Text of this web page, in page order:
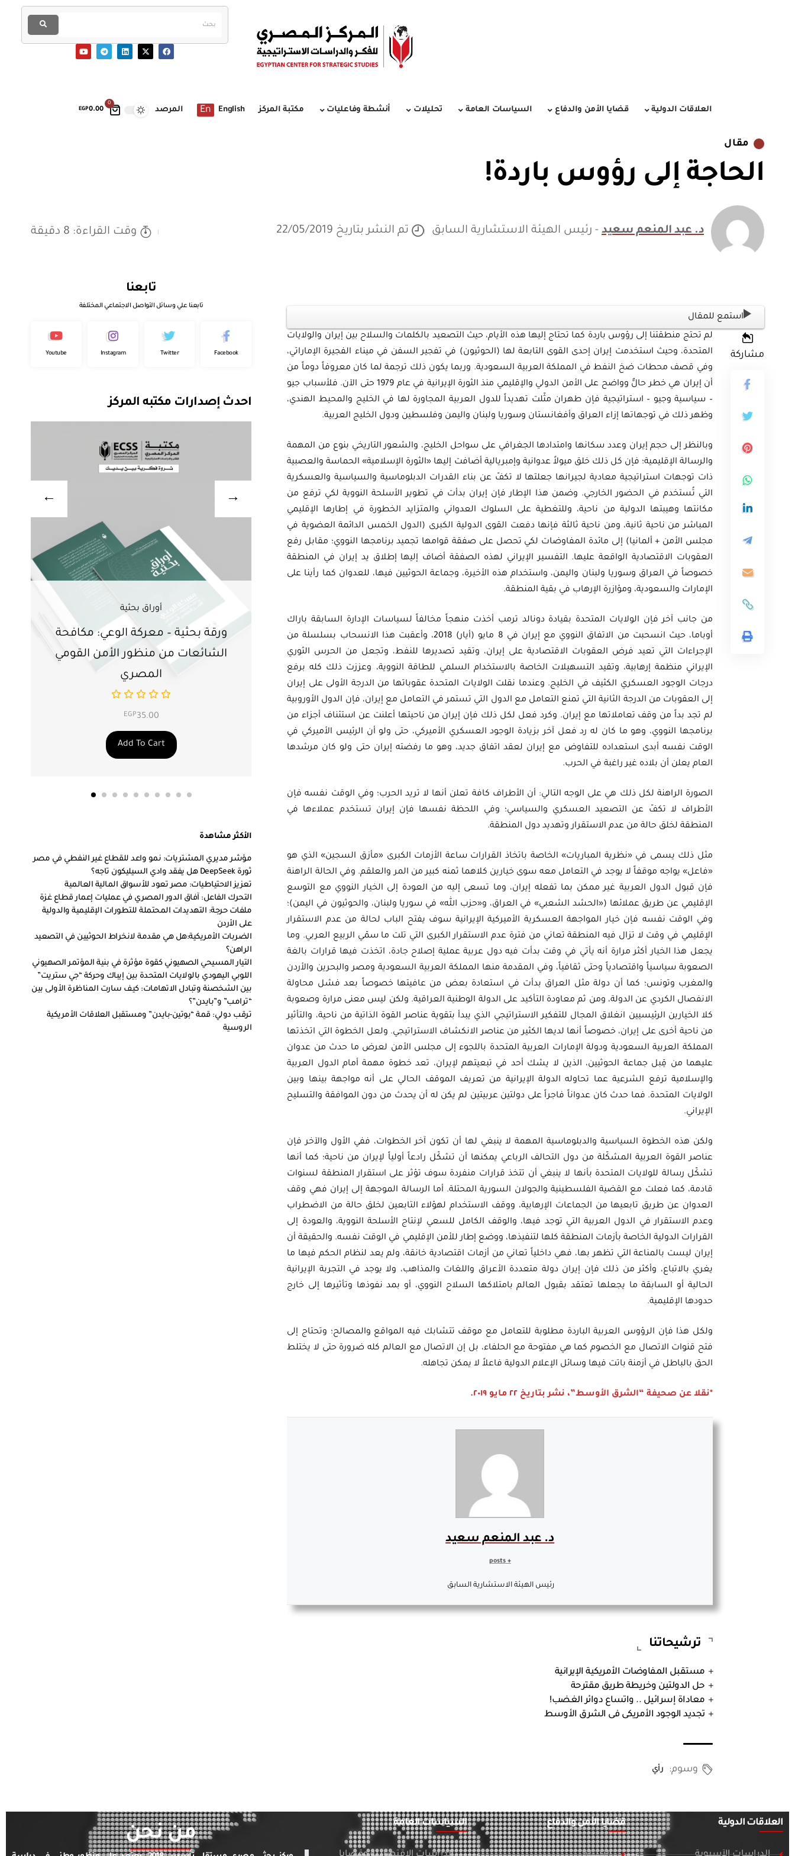
0
EGP0.00 العلاقات الدولية قضايا الأمن والدفاع السياسات العامة تحليلات أنشطة وفاعليات مكتبة المركز English
En المرصد
مقال
الحاجة إلى رؤوس باردة!
د. عبد المنعم سعيد - رئيس الهيئة الاستشارية السابق تم النشر بتاريخ 22/05/2019 وقت القراءة: 8 دقيقة
استمع للمقال
مشاركة
لم تحتج منطقتنا إلى رؤوس باردة كما تحتاج إليها هذه الأيام، حيث التصعيد بالكلمات والسلاح بين إيران والولايات
المتحدة، وحيث استخدمت إيران إحدى القوى التابعة لها (الحوثيون) في تفجير السفن في ميناء الفجيرة الإماراتي،
وفي قصف محطات ضخ النفط في المملكة العربية السعودية. وربما يكون ذلك ترجمة لما كان معروفاً دوماً من
أن إيران هي خطر حالٌّ وواضح على الأمن الدولي والإقليمي منذ الثورة الإيرانية في عام 1979 حتى الآن. فلأسباب جيو
– سياسية وجيو – استراتيجية فإن طهران مثّلت تهديداً للدول العربية المجاورة لها في الخليج والمحيط الهندي،
وظهر ذلك في توجهاتها إزاء العراق وأفغانستان وسوريا ولبنان واليمن وفلسطين ودول الخليج العربية.
وبالنظر إلى حجم إيران وعدد سكانها وامتدادها الجغرافي على سواحل الخليج، والشعور التاريخي بنوع من المهمة
والرسالة الإقليمية؛ فإن كل ذلك خلق ميولاً عدوانية وإمبريالية أضافت إليها «الثورة الإسلامية» الحماسة والعصبية
ذات توجهات استراتيجية معادية لجيرانها جعلتها لا تكفّ عن بناء القدرات الدبلوماسية والسياسية والعسكرية
التي تُستخدم في الحضور الخارجي. وضمن هذا الإطار فإن إيران بدأت في تطوير الأسلحة النووية لكي ترفع من
مكانتها وهيبتها الدولية من ناحية، وللتغطية على السلوك العدواني والمتزايد الخطورة في إطارها الإقليمي
المباشر من ناحية ثانية، ومن ناحية ثالثة فإنها دفعت القوى الدولية الكبرى (الدول الخمس الدائمة العضوية في
مجلس الأمن + ألمانيا) إلى مائدة المفاوضات لكي تحصل على صفقة قوامها تجميد برنامجها النووي؛ مقابل رفع
العقوبات الاقتصادية الواقعة عليها. التفسير الإيراني لهذه الصفقة أضاف إليها إطلاق يد إيران في المنطقة
خصوصاً في العراق وسوريا ولبنان واليمن، واستخدام هذه الأخيرة، وجماعة الحوثيين فيها، للعدوان كما رأينا على
الإمارات والسعودية، ومؤازرة الإرهاب في بقية المنطقة.
من جانب آخر فإن الولايات المتحدة بقيادة دونالد ترمب أخذت منهجاً مخالفاً لسياسات الإدارة السابقة باراك
أوباما، حيث انسحبت من الاتفاق النووي مع إيران في 8 مايو (أيار) 2018، وأعقبت هذا الانسحاب بسلسلة من
الإجراءات التي تعيد فرض العقوبات الاقتصادية على إيران، وتقيد تصديرها للنفط، وتجعل من الحرس الثوري
الإيراني منظمة إرهابية، وتقيد التسهيلات الخاصة بالاستخدام السلمي للطاقة النووية، وعززت ذلك كله برفع
درجات الوجود العسكري الكثيف في الخليج. وعندما نقلت الولايات المتحدة عقوباتها من الدرجة الأولى على إيران
إلى العقوبات من الدرجة الثانية التي تمنع التعامل مع الدول التي تستمر في التعامل مع إيران، فإن الدول الأوروبية
لم تجد بداً من وقف تعاملاتها مع إيران. وكرد فعل لكل ذلك فإن إيران من ناحيتها أعلنت عن استئناف أجزاء من
برنامجها النووي، وهو ما كان له رد فعل آخر بزيادة الوجود العسكري الأميركي، حتى ولو أن الرئيس الأميركي في
الوقت نفسه أبدى استعداده للتفاوض مع إيران لعقد اتفاق جديد، وهو ما رفضته إيران حتى ولو كان مرشدها
العام يعلن أن بلاده غير راغبة في الحرب.
الصورة الراهنة لكل ذلك هي على الوجه التالي: أن الأطراف كافة تعلن أنها لا تريد الحرب؛ وفي الوقت نفسه فإن
الأطراف لا تكفّ عن التصعيد العسكري والسياسي؛ وفي اللحظة نفسها فإن إيران تستخدم عملاءها في
المنطقة لخلق حالة من عدم الاستقرار وتهديد دول المنطقة.
مثل ذلك يسمى في «نظرية المباريات» الخاصة باتخاذ القرارات ساعة الأزمات الكبرى «مأزق السجين» الذي هو
«فاعل» يواجه موقفاً لا يوجد في التعامل معه سوى خيارين كلاهما ثمنه كبير من المر والعلقم. وفي الحالة الراهنة
فإن قبول الدول العربية غير ممكن بما تفعله إيران، وما تسعى إليه من العودة إلى الخيار النووي مع التوسع
الإقليمي عن طريق عملائها («الحشد الشعبي» في العراق، و«حزب الله» في سوريا ولبنان، والحوثيون في اليمن)؛
وفي الوقت نفسه فإن خيار المواجهة العسكرية الأميركية الإيرانية سوف يفتح الباب لحالة من عدم الاستقرار
الإقليمي في وقت لا تزال فيه المنطقة تعاني من فترة عدم الاستقرار الكبرى التي تلت ما سمّي الربيع العربي. وما
يجعل هذا الخيار أكثر مرارة أنه يأتي في وقت بدأت فيه دول عربية عملية إصلاح جادة، اتخذت فيها قرارات بالغة
الصعوبة سياسياً واقتصادياً وحتى ثقافياً، وفي المقدمة منها المملكة العربية السعودية ومصر والبحرين والأردن
والمغرب وتونس؛ كما أن دولة مثل العراق بدأت في استعادة بعض من عافيتها خصوصاً بعد فشل محاولة
الانفصال الكردي عن الدولة، ومن ثم معاودة التأكيد على الدولة الوطنية العراقية. ولكن ليس معنى مرارة وصعوبة
كلا الخيارين الرئيسيين انغلاق المجال للتفكير الاستراتيجي الذي يبدأ بتقوية عناصر القوة الذاتية من ناحية، والتأثير
من ناحية أخرى على إيران، خصوصاً أنها لديها الكثير من عناصر الانكشاف الاستراتيجي. ولعل الخطوة التي اتخذتها
المملكة العربية السعودية ودولة الإمارات العربية المتحدة باللجوء إلى مجلس الأمن لعرض ما حدث من عدوان
عليهما من قِبل جماعة الحوثيين، الذين لا يشك أحد في تبعيتهم لإيران، تعد خطوة مهمة أمام الدول العربية
والإسلامية ترفع الشرعية عما تحاوله الدولة الإيرانية من تعريف الموقف الحالي على أنه مواجهة بينها وبين
الولايات المتحدة. فما حدث كان عدواناً فاجراً على دولتين عربيتين لم يكن له أن يحدث من دون الموافقة والتسليح
الإيراني.
ولكن هذه الخطوة السياسية والدبلوماسية المهمة لا ينبغي لها أن تكون آخر الخطوات، ففي الأول والآخر فإن
عناصر القوة العربية المشكّلة من دول التحالف الرباعي يمكنها أن تشكّل رادعاً أولياً لإيران من ناحية؛ كما أنها
تشكّل رسالة للولايات المتحدة بأنها لا ينبغي أن تتخذ قرارات منفردة سوف تؤثر على استقرار المنطقة لسنوات
قادمة، كما فعلت مع القضية الفلسطينية والجولان السورية المحتلة. أما الرسالة الموجهة إلى إيران فهي وقف
العدوان عن طريق تابعيها من الجماعات الإرهابية، ووقف الاستخدام لهؤلاء التابعين لخلق حالة من الاضطراب
وعدم الاستقرار في الدول العربية التي توجد فيها، والوقف الكامل للسعي لإنتاج الأسلحة النووية، والعودة إلى
القرارات الدولية الخاصة بأزمات المنطقة كلها لتنفيذها، ووضع إطار للأمن الإقليمي في الوقت نفسه. والحقيقة أن
إيران ليست بالمناعة التي تظهر بها، فهي داخلياً تعاني من أزمات اقتصادية خانقة، ولم يعد لنظام الحكم فيها ما
يغري بالاتباع، وأكثر من ذلك فإن إيران دولة متعددة الأعراق واللغات والمذاهب، ولا يوجد في التجربة الإيرانية
الحالية أو السابقة ما يجعلها تعتقد بقبول العالم بامتلاكها السلاح النووي، أو بمد نفوذها وتأثيرها إلى خارج
حدودها الإقليمية.
ولكل هذا فإن الرؤوس العربية الباردة مطلوبة للتعامل مع موقف تتشابك فيه المواقع والمصالح؛ وتحتاج إلى
فتح قنوات الاتصال مع الخصوم كما هي مفتوحة مع الحلفاء، بل إن الاتصال مع العالم كله ضرورة حتى لا يختلط
الحق بالباطل في أزمنة باتت فيها وسائل الإعلام الدولية فاعلاً لا يمكن تجاهله.
*نقلا عن صحيفة “الشرق الأوسط”، نشر بتاريخ ٢٢ مايو ٢٠١٩.
د. عبد المنعم سعيد
+ posts
رئيس الهيئة الاستشارية السابق
ترشيحاتنا
مستقبل المفاوضات الأمريكية الإيرانية
حل الدولتين وخريطة طريق مقترحة
معاداة إسرائيل .. واتساع دوائر الغضب!
تجديد الوجود الأمريكى فى الشرق الأوسط
وسوم: رأي
تابعنا
تابعنا علي وسائل التواصل الاجتماعي المختلفة
Facebook
Twitter
Instagram
Youtube
احدث إصدارات مكتبه المركز
أوراق بحثية
ورقة بحثية – معركة الوعي: مكافحة
الشائعات من منظور الأمن القومي
المصري
EGP35.00
Add To Cart
ورقة بحثية – الهيدروجين: خيار
استراتيجي لتعزيز أمن الطاقة في
مصر
EGP 35.00
Add To Cart
ورقة بحثية - أمن الطاقة المصري:
الغاز والنفط خارطة الموارد
وسياسات التعزيز
EGP35.00
Add To Cart
الأكثر مشاهدة
مؤشر مديري المشتريات: نمو واعد للقطاع غير النفطي في مصر
ثورة DeepSeek هل يفقد وادي السيليكون تاجه؟
تعزيز الاحتياطيات: مصر تعود للأسواق المالية العالمية
التحرك الفاعل: آفاق الدور المصري في عمليات إعمار قطاع غزة
ملفات حرجة: التهديدات المحتملة للتطورات الإقليمية والدولية
على الأردن
الضربات الأمريكية:هل هي مقدمة لانخراط الحوثيين في التصعيد
الراهن؟
التيار المسيحي الصهيوني كقوة مؤثرة في بنية المؤتمر الصهيوني
اللوبي اليهودي بالولايات المتحدة بين إيباك وحركة “جي ستريت”
بين الشخصنة وتبادل الاتهامات: كيف سارت المناظرة الأولى بين
“ترامب” و”بايدن”؟
ترقب دولي: قمة “بوتين-بايدن” ومستقبل العلاقات الأمريكية
الروسية
العلاقات الدولية قضايا الأمن والدفاع السياسات العامة
من نحن